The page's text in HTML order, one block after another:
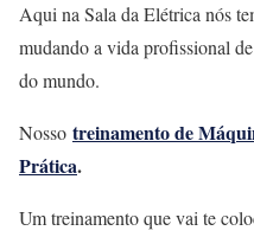
Aqui na Sala da Elétrica nós
mudando a vida profissional
do mundo.
Nosso treinamento de
Prática.
Um treinamento que vai te